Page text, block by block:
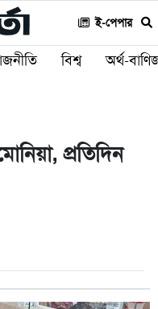
ই-পেপার
বিশ্ব অর্থ-
প্রতিদিন